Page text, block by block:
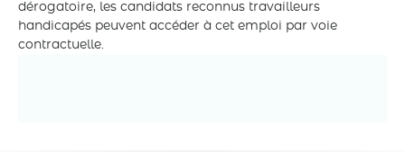
dérogatoire, les candidats reconnus travailleurs
handicapés peuvent accéder à cet emploi par voie
contractuelle.